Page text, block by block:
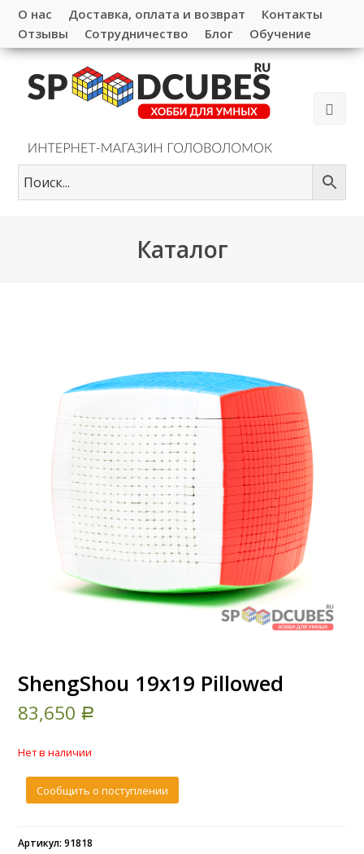
О нас Доставка, оплата и возврат
Контакты
Отзывы
Сотрудничество Блог Обучение
Каталог
ShengShou 19x19 Pillowed
83,650 Р
Нет в наличии
Сообщить о поступлении
Артикул: 91818